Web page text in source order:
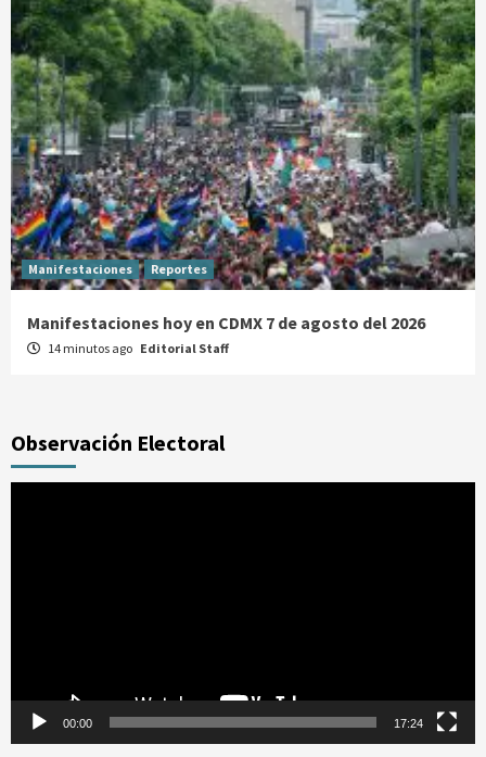
Manifestaciones Reportes
Manifestaciones hoy en CDMX 7 de agosto del 2026
14 minutos ago Editorial Staff
Observación Electoral
00:00 17:24